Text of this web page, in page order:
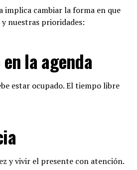
cambiar la forma en que
nuestras prioridades:
la agenda
estar ocupado. El tiempo libre
y vivir el presente con atención.